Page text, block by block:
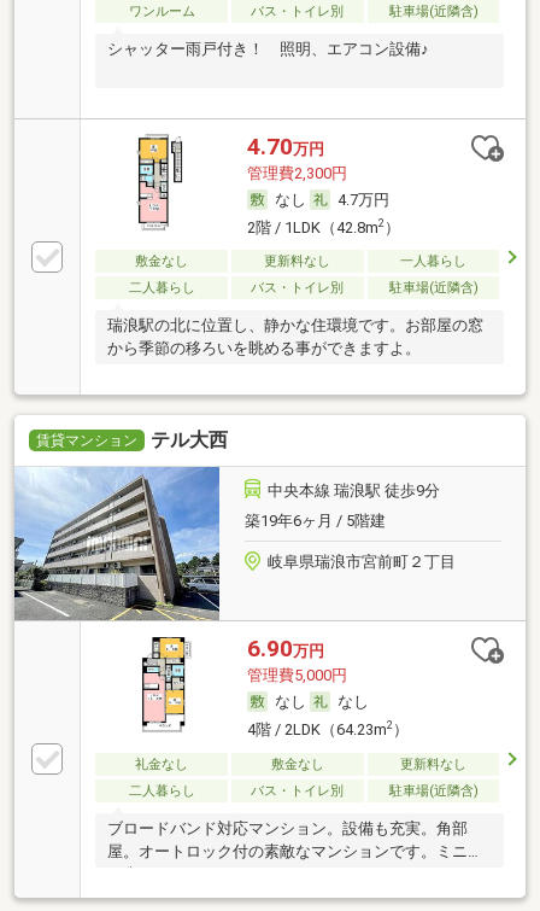
ワンルーム バス・トイレ別 駐車場(近隣含)
シャッター雨戸付き！ 照明、エアコン設備♪
4.70万円
管理費2,300円
なし
4.7万円
2階 / 1LDK（42.8m2）
敷金なし 更新料なし
一人暮らし
二人暮らし
バス・トイレ別 駐車場(近隣含)
瑞浪駅の北に位置し、静かな住環境です。お部屋の窓
から季節の移ろいを眺める事ができますよ。
賃貸マンション テル大西
中央本線 瑞浪駅 徒歩9分
築19年6ヶ月 / 5階建
岐阜県瑞浪市宮前町２丁目
6.90万円
管理費5,000円
なし
なし
4階 / 2LDK（64.23m2）
礼金なし 敷金なし
更新料なし
二人暮らし
バス・トイレ別 駐車場(近隣含)
ブロードバンド対応マンション。設備も充実。角部
屋。オートロック付の素敵なマンションです。ミニネ
ク光W